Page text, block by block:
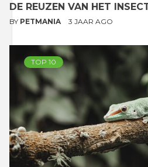
DE REUZEN VAN HET
BY PETMANIA 3 JAAR AGO
TOP 10